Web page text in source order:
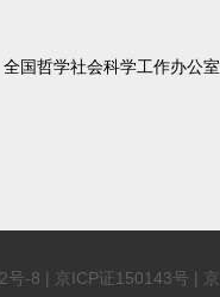
全国哲学社会科学工作办公室
号-8 | 京ICP证150143号 |